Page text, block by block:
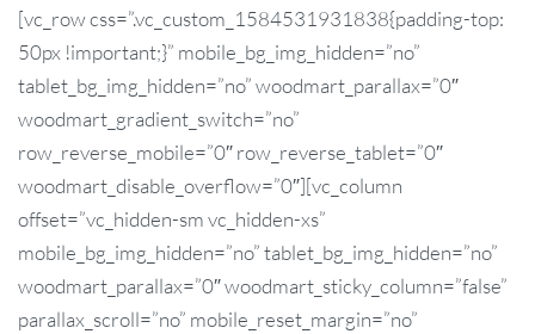
[vc_row css=”.vc_custom_1584531931838{padding-top:
50px !important;}” mobile_bg_img_hidden=”no”
tablet_bg_img_hidden=”no” woodmart_parallax=”0″
woodmart_gradient_switch=”no”
row_reverse_mobile=”0″ row_reverse_tablet=”0″
woodmart_disable_overflow=”0″][vc_column
offset=”vc_hidden-sm vc_hidden-xs”
mobile_bg_img_hidden=”no” tablet_bg_img_hidden=”no”
woodmart_parallax=”0″ woodmart_sticky_column=”false”
parallax_scroll=”no” mobile_reset_margin=”no”